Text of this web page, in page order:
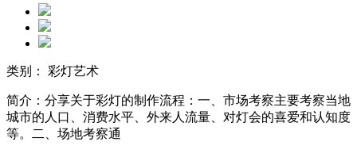
类别： 彩灯艺术
简介：分享关于彩灯的制作流程：一、市场考察主要考察当地
城市的人口、消费水平、外来人流量、对灯会的喜爱和认知度
等。二、场地考察通